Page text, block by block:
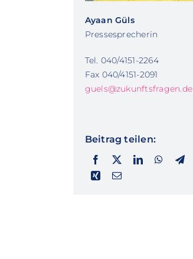
Ayaan Güls
Pressesprecherin
Tel. 040/4151-2264
Fax 040/4151-2091
guels@zukunftsfragen.de
Beitrag teilen: